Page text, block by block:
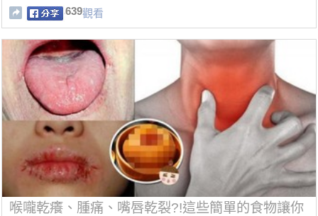
639觀看
喉嚨乾癢、腫痛、嘴唇乾裂?!這些簡單的食物讓你